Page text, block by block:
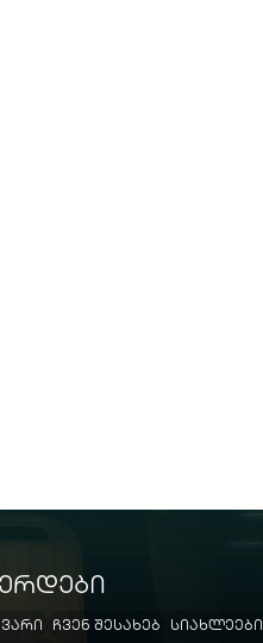
ჩვენ შესახებ სიახლეები